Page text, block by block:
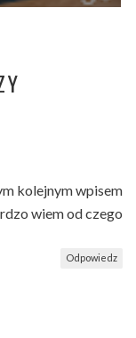
kolejnym wpisem
wiem od czego
Odpowiedz